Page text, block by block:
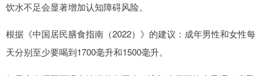
饮水不足会显著增加认知障碍风险。
根据《中国居民膳食指南（2022）》的建议：成年男性和女性每
天分别至少要喝到1700毫升和1500毫升。